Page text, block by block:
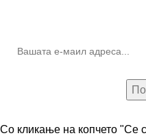
Со кликање на копчето "Се